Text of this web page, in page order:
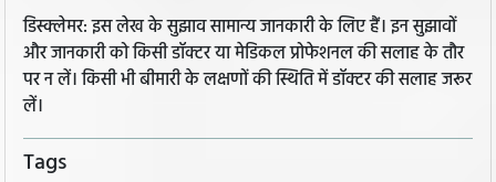
डिस्क्लेमर: इस लेख के सुझाव सामान्य जानकारी के लिए हैं। इन सुझावों
और जानकारी को किसी डॉक्टर या मेडिकल प्रोफेशनल की सलाह के तौर
पर न लें। किसी भी बीमारी के लक्षणों की स्थिति में डॉक्टर की सलाह जरूर
लें।
Tags